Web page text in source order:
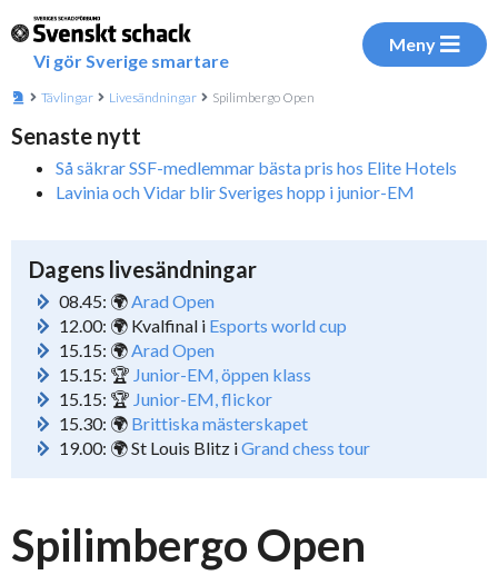
Vi gör Sverige smartare
Meny
Tävlingar Livesändningar Spilimbergo Open
Senaste nytt
Så säkrar SSF-medlemmar bästa pris hos Elite Hotels
Lavinia och Vidar blir Sveriges hopp i junior-EM
Dagens livesändningar
08.45: 🌍Arad Open
12.00: 🌍 Kvalfinal i Esports world cup
15.15: 🌍Arad Open
15.15: 🏆 Junior-EM, öppen klass
15.15: 🏆 Junior-EM, flickor
15.30: 🌍 Brittiska mästerskapet
19.00: 🌍 St Louis Blitz iGrand chess tour
Spilimbergo Open